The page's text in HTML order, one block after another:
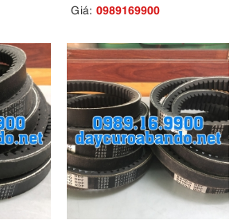
Giá: 0989169900